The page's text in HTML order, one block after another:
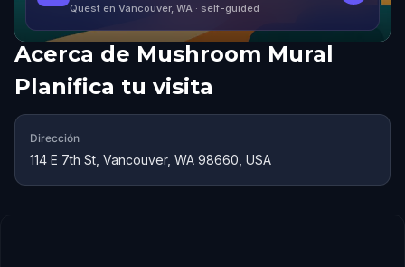
Quest en Vancouver, WA · self-guided
Acerca de Mushroom Mural
Planifica tu visita
Dirección
114 E 7th St, Vancouver, WA 98660, USA